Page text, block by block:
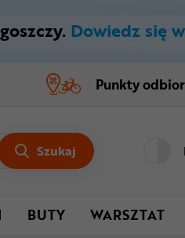
Dowiedz się
Punkty
Szukaj
BUTY WARSZTAT